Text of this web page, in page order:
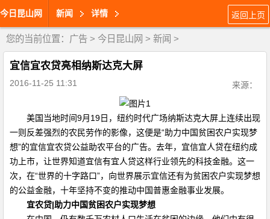
今日昆山网 新闻 详情 返回上页
您的当前位置： 广告 > 今日昆山网 > 新闻 >
宜信宜农贷亮相纳斯达克大屏
2016-11-25 11:31 来源：
美国当地时间9月19日，纽约时代广场纳斯达克大屏上连续出现
一则反差强烈的农民劳作的影像，这便是“助力中国贫困农户实现梦
想”的宜信宜农贷公益助农平台的广告。去年，宜信宜人贷在纽约成
功上市，让世界知道宜信有宜人贷这样行业领先的科技金融。这一
次，在“世界的十字路口”，向世界展示宜信还有为贫困农户实现梦想
的公益金融，十年坚持不变的推动中国普惠金融事业发展。
宜农贷|助力中国贫困农户实现梦想